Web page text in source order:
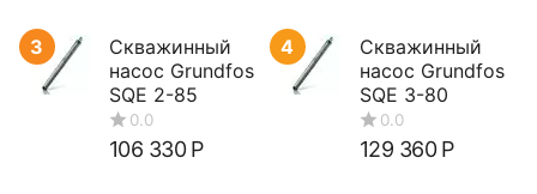
3
Скважинный
насос Grundfos
SQE 2-85
106 330 Р
4
Скважинный
насос Grundfos
SQE 3-80
129 360 Р